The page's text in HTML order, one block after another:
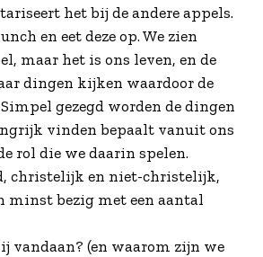
het bij de andere appels.
en eet deze op. We zien
maar het is ons leven, en de
dingen kijken waardoor de
gezegd worden de dingen
vinden bepaalt vanuit ons
rol die we daarin spelen.
christelijk en niet-christelijk,
minst bezig met een aantal
vandaan? (en waarom zijn we